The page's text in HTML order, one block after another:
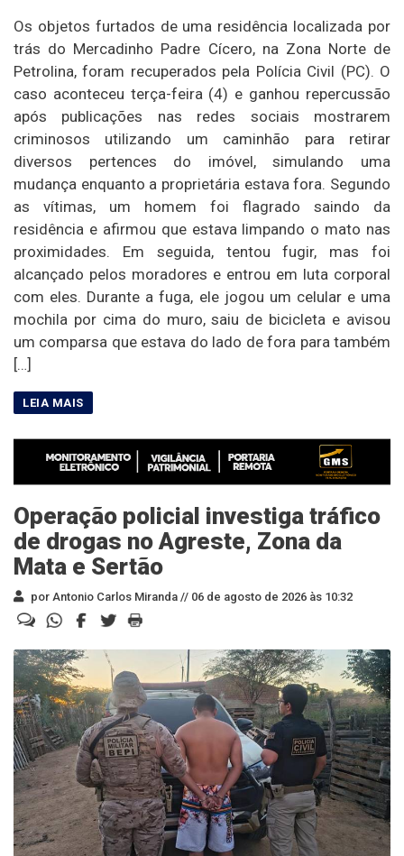
Os objetos furtados de uma residência localizada por
trás do Mercadinho Padre Cícero, na Zona Norte de
Petrolina, foram recuperados pela Polícia Civil (PC). O
caso aconteceu terça-feira (4) e ganhou repercussão
após publicações nas redes sociais mostrarem
criminosos utilizando um caminhão para retirar
diversos pertences do imóvel, simulando uma
mudança enquanto a proprietária estava fora. Segundo
as vítimas, um homem foi flagrado saindo da
residência e afirmou que estava limpando o mato nas
proximidades. Em seguida, tentou fugir, mas foi
alcançado pelos moradores e entrou em luta corporal
com eles. Durante a fuga, ele jogou um celular e uma
mochila por cima do muro, saiu de bicicleta e avisou
um comparsa que estava do lado de fora para também
[…]
Operação policial investiga tráfico
de drogas no Agreste, Zona da
Mata e Sertão
por Antonio Carlos Miranda // 06 de agosto de 2026 às 10:32